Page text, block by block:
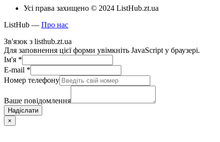
Усі права захищено © 2024 ListHub.zt.ua
ListHub — Про нас
Зв'язок з listhub.zt.ua
Для заповнення цієї форми увімкніть JavaScript у браузері.
Ім'я *
E-mail *
Номер телефону
Ваше повідомлення
Надіслати
×